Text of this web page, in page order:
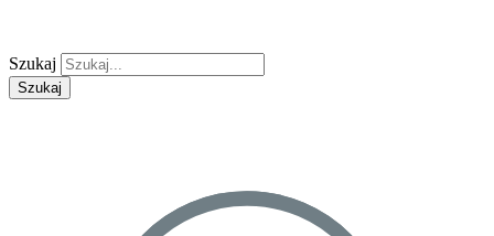
Szukaj
Szukaj